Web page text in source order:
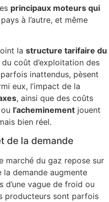
principaux moteurs qui
pays à l’autre, et même
la structure tarifaire du
coût d’exploitation des
inattendus, pèsent
eux, l’impact de la
, ainsi que des coûts
ou l’acheminement jouent
bien réel.
de la demande
marché du gaz repose sur
la demande augmente
d’une vague de froid ou
producteurs sont parfois